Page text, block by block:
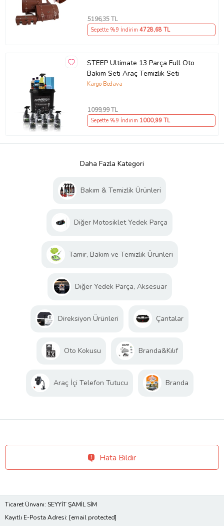
5196,35 TL
Sepette %9 İndirim 4728,68 TL
STEEP Ultimate 13 Parça Full Oto
Bakım Seti Araç Temizlik Seti
Kargo Bedava
1099,99 TL
Sepette %9 İndirim 1000,99 TL
Daha Fazla Kategori
Bakım & Temizlik Ürünleri
Diğer Motosiklet Yedek Parça
Tamir, Bakım ve Temizlik Ürünleri
Diğer Yedek Parça, Aksesuar
Direksiyon Ürünleri Çantalar
Oto Kokusu Branda&Kılıf
Araç İçi Telefon Tutucu Branda
Hata Bildir
Ticaret Ünvanı: SEYYİT ŞAMİL SİM
Kayıtlı E-Posta Adresi: [email protected]